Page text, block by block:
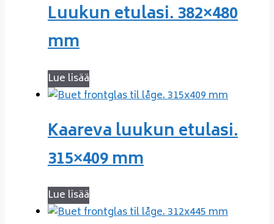
Luukun etulasi. 382×480
mm
Lue lisää
Kaareva luukun etulasi.
315×409 mm
Lue lisää